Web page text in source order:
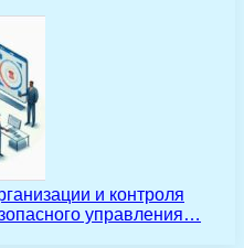
и контроля
управления…